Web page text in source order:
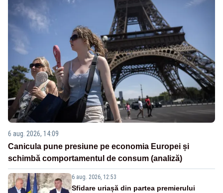
6 aug. 2026, 14:09
Canicula pune presiune pe economia Europei și
schimbă comportamentul de consum (analiză)
6 aug. 2026, 12:53
Sfidare uriașă din partea premierului